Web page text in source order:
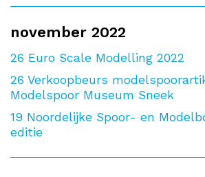
november 2022
26 Euro Scale Modelling 2022
26 Verkoopbeurs
Modelspoor Museum Sneek
19 Noordelijke Spoor- en
editie